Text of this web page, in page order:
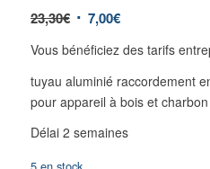
23,30€ 7,00€
Vous bénéficiez des tarifs
tuyau aluminié raccordement
pour appareil à bois et
Délai 2 semaines